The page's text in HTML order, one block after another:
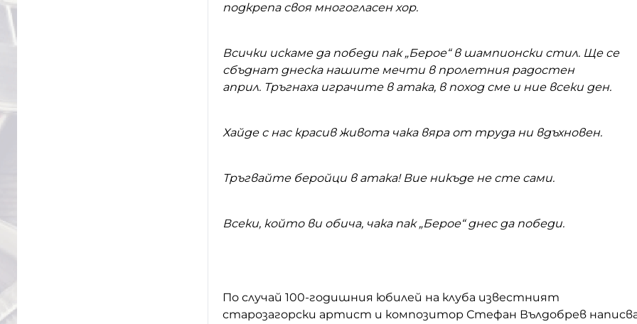
подкрепа своя многогласен хор.
Всички искаме да победи пак „Берое“ в шампионски стил. Ще се
сбъднат днеска нашите мечти в пролетния радостен
април. Тръгнаха играчите в атака, в поход сме и ние всеки ден.
Хайде с нас красив живота чака вяра от труда ни вдъхновен.
Тръгвайте беройци в атака! Вие никъде не сте сами.
Всеки, който ви обича, чака пак „Берое“ днес да победи.
По случай 100-годишния юбилей на клуба известният
старозагорски артист и композитор Стефан Вълдобрев